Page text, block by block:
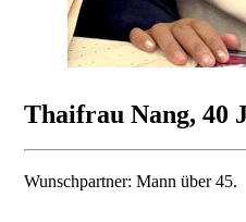
Thaifrau Nang, 40
Wunschpartner: Mann über 45.